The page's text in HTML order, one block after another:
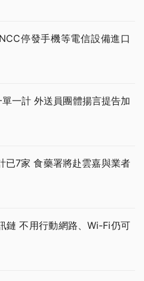
停發手機等電信設備進口
一計 外送員團體揚言提告加
已7家 食藥署將赴雲嘉與業者
鏈 不用行動網路、Wi-Fi仍可